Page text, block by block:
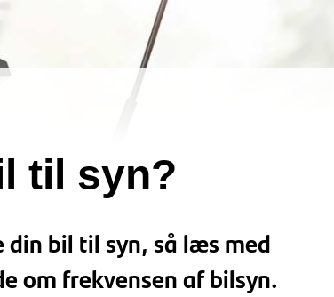
til syn?
din bil til syn, så læs med
om frekvensen af bilsyn.